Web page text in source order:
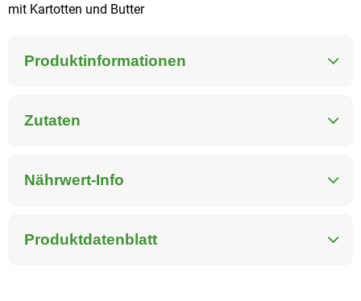
mit Kartotten und Butter
Produktinformationen
Zutaten
Nährwert-Info
Produktdatenblatt